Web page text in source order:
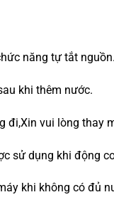
năng tự tắt
khi thêm nước.
đi,Xin vui lòng thay
sử dụng khi động
khi không có đủ